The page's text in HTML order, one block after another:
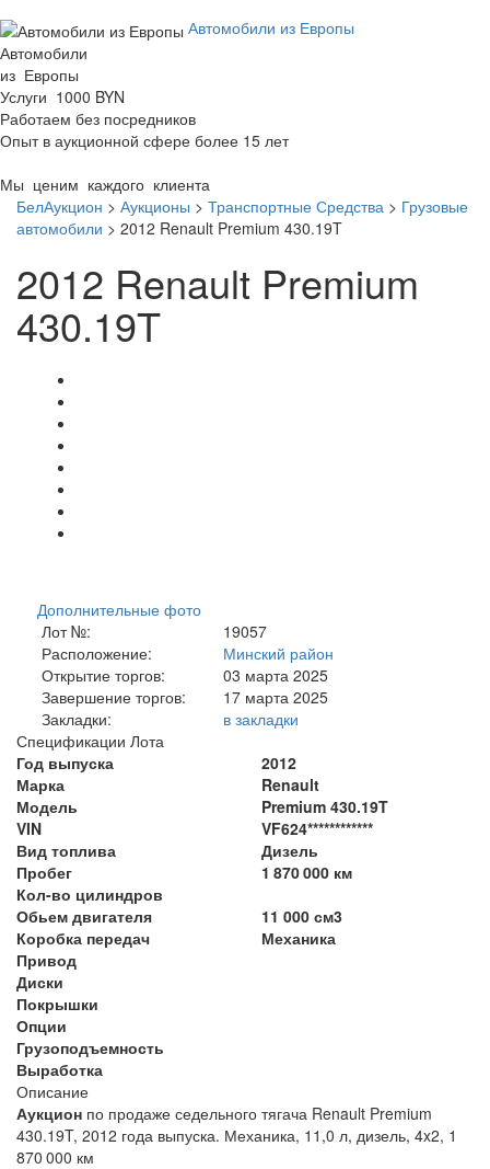
Автомобили из Европы
Автомобили
из Европы
Услуги 1000 BYN
Работаем без посредников
Опыт в аукционной сфере более 15 лет
Мы ценим каждого клиента
БелАукцион > Аукционы > Транспортные Средства > Грузовые
автомобили > 2012 Renault Premium 430.19T
2012 Renault Premium
430.19T
Дополнительные фото
Лот №:
19057
Расположение:
Минский район
Открытие торгов:
03 марта 2025
Завершение торгов:
17 марта 2025
Закладки:
в закладки
Спецификации Лота
Год выпуска
2012
Марка
Renault
Модель
Premium 430.19T
VIN
VF624************
Вид топлива
Дизель
Пробег
1 870 000 км
Кол-во цилиндров
Обьем двигателя
11 000 см3
Коробка передач
Механика
Привод
Диски
Покрышки
Опции
Грузоподъемность
Выработка
Описание
Аукцион по продаже седельного тягача Renault Premium
430.19T, 2012 года выпуска. Механика, 11,0 л, дизель, 4x2, 1
870 000 км